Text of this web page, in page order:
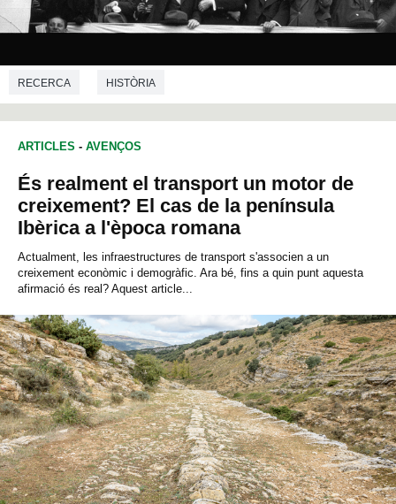
RECERCA HISTÒRIA
ARTICLES - AVENÇOS
És realment el transport un motor de
creixement? El cas de la península
Ibèrica a l'època romana
Actualment, les infraestructures de transport s'associen a un
creixement econòmic i demogràfic. Ara bé, fins a quin punt aquesta
afirmació és real? Aquest article...